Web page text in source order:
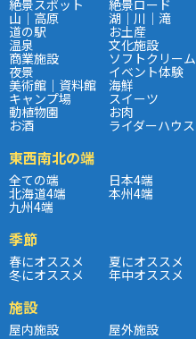
絶景スポット 絶景ロード
山｜高原 湖｜川｜滝
道の駅 お土産
温泉 文化施設
商業施設 ソフトクリーム
夜景 イベント体験
美術館｜資料館 海鮮
キャンプ場 スイーツ
動植物園 お肉
お酒 ライダーハウス
東西南北の端
全ての端 日本4端
北海道4端 本州4端
九州4端
季節
春にオススメ 夏にオススメ
冬にオススメ 年中オススメ
施設
屋内施設 屋外施設